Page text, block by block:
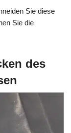
Sie diese
Sie die
des